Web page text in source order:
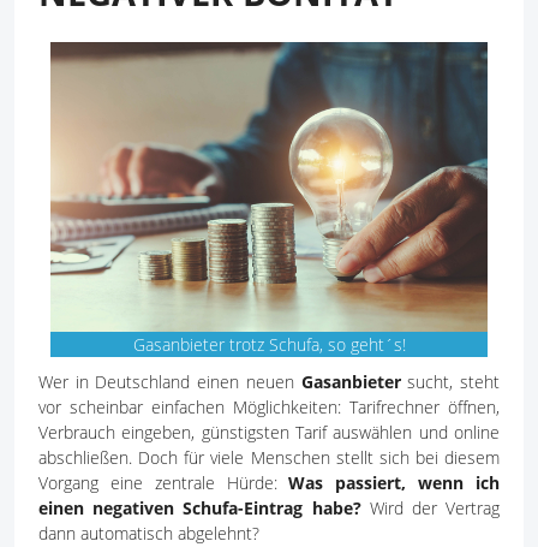
Gasanbieter trotz Schufa, so geht´s!
Wer in Deutschland einen neuen Gasanbietersucht, steht
vor scheinbar einfachen Möglichkeiten: Tarifrechner öffnen,
Verbrauch eingeben, günstigsten Tarif auswählen und online
abschließen. Doch für viele Menschen stellt sich bei diesem
Vorgang eine zentrale Hürde:Was passiert, wenn ich
einen negativen Schufa-Eintrag habe?Wird der Vertrag
dann automatisch abgelehnt?